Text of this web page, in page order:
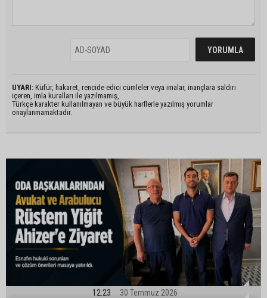
UYARI: Küfür, hakaret, rencide edici cümleler veya imalar, inançlara saldırı
içeren, imla kuralları ile yazılmamış,
Türkçe karakter kullanılmayan ve büyük harflerle yazılmış yorumlar
onaylanmamaktadır.
12:23 30 Temmuz 2026